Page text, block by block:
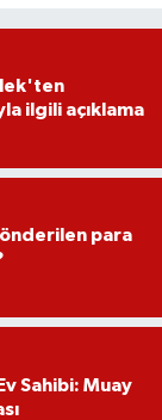
ilgili açıklama
para
Sahibi: Muay